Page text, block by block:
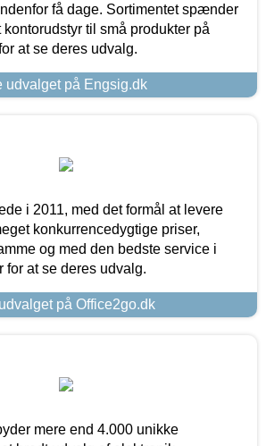
få dage. Sortimentet spænder
kontorudstyr til små produkter på
at se deres udvalg.
udvalget på Engsig.dk
i 2011, med det formål at levere
konkurrencedygtige priser,
og med den bedste service i
for at se deres udvalg.
på Office2go.dk
mere end 4.000 unikke